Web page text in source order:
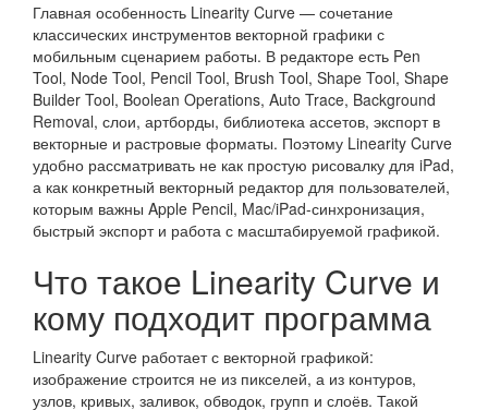
Главная особенность Linearity Curve — сочетание
классических инструментов векторной графики с
мобильным сценарием работы. В редакторе есть Pen
Tool, Node Tool, Pencil Tool, Brush Tool, Shape Tool, Shape
Builder Tool, Boolean Operations, Auto Trace, Background
Removal, слои, артборды, библиотека ассетов, экспорт в
векторные и растровые форматы. Поэтому Linearity Curve
удобно рассматривать не как простую рисовалку для iPad,
а как конкретный векторный редактор для пользователей,
которым важны Apple Pencil, Mac/iPad-синхронизация,
быстрый экспорт и работа с масштабируемой графикой.
Что такое Linearity Curve и
кому подходит программа
Linearity Curve работает с векторной графикой:
изображение строится не из пикселей, а из контуров,
узлов, кривых, заливок, обводок, групп и слоёв. Такой